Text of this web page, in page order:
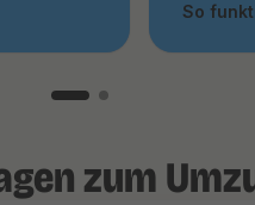
So
zum